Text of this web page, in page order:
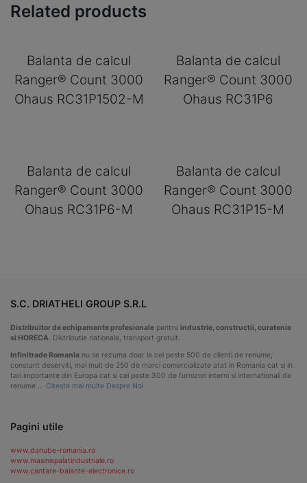
Related products
Balanta de calcul
Ranger® Count 3000
Ohaus RC31P1502-M
Balanta de calcul
Ranger® Count 3000
Ohaus RC31P6
Balanta de calcul
Ranger® Count 3000
Ohaus RC31P6-M
Balanta de calcul
Ranger® Count 3000
Ohaus RC31P15-M
S.C. DRIATHELI GROUP S.R.L
Distribuitor de echipamente profesionale pentru industrie, constructii, curatenie
si HORECA . Distributie nationala, transport gratuit.
Infinitrade Romania nu se rezuma doar la cei peste 500 de clienti de renume,
constant deserviti, mai mult de 250 de marci comercializate atat in Romania cat si in
tari importante din Europa cat si cei peste 300 de furnizori interni si internationali de
renume … Citeste mai multe Despre Noi
Pagini utile
www.danube-romania.ro
www.masinispalatindustriale.ro
www.cantare-balante-electronice.ro